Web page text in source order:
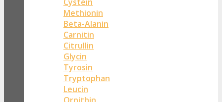
Methionin
Beta-Alanin
Carnitin
Citrullin
Glycin
Tyrosin
Tryptophan
Leucin